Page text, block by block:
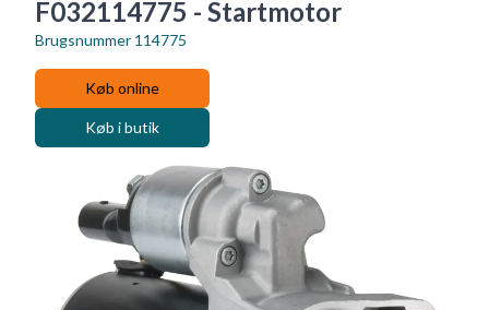
F032114775 - Startmotor
Brugsnummer 114775
Køb online
Køb i butik